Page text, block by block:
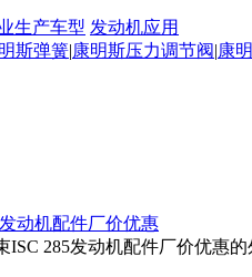
生产车型 发动机应用
斯弹簧|康明斯压力调节阀|康
动机配件厂价优惠
285发动机配件厂价优惠